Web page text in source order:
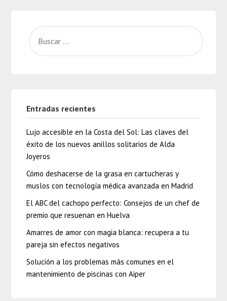
Entradas recientes
Lujo accesible en la Costa del Sol: Las claves del
éxito de los nuevos anillos solitarios de Alda
Joyeros
Cómo deshacerse de la grasa en cartucheras y
muslos con tecnología médica avanzada en Madrid
El ABC del cachopo perfecto: Consejos de un chef de
premio que resuenan en Huelva
Amarres de amor con magia blanca: recupera a tu
pareja sin efectos negativos
Solución a los problemas más comunes en el
mantenimiento de piscinas con Aiper